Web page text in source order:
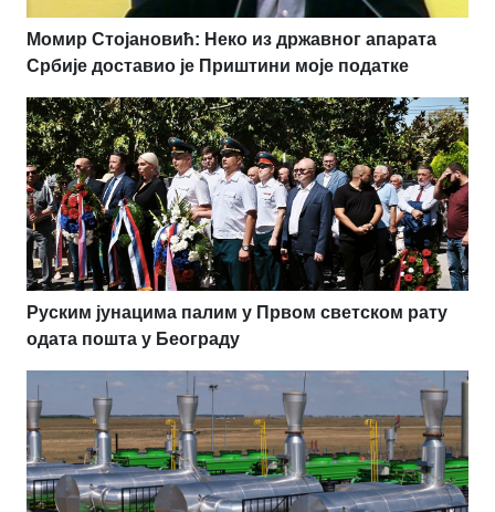
Момир Стојановић: Неко из државног апарата
Србије доставио је Приштини моје податке
Руским јунацима палим у Првом светском рату
одата пошта у Београду